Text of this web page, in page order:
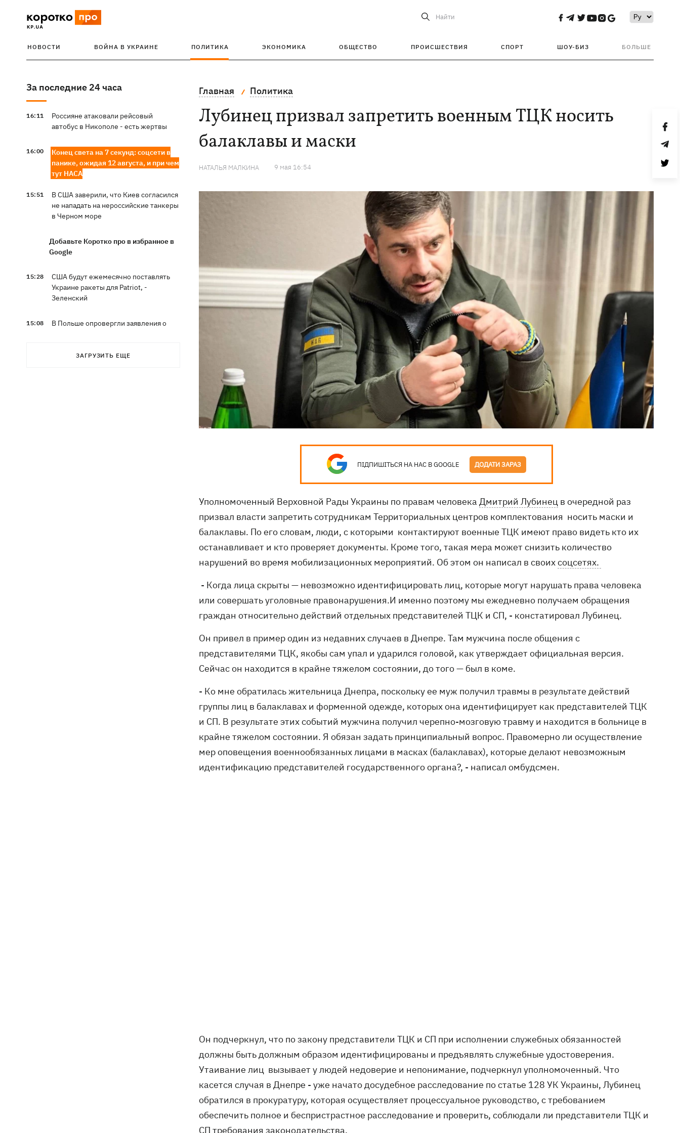
Найти
НОВОСТИ ВОЙНА В УКРАИНЕ ПОЛИТИКА ЭКОНОМИКА ОБЩЕСТВО ПРОИСШЕСТВИЯ СПОРТ ШОУ-БИЗ БОЛЬШЕ
За последние 24 часа
16:11
Россияне атаковали рейсовый
автобус в Никополе - есть жертвы
16:00
Конец света на 7 секунд: соцсети в
панике, ожидая 12 августа, и при чем
тут НАСА
15:51
В США заверили, что Киев согласился
не нападать на нероссийские танкеры
в Черном море
Добавьте Коротко про в избранное в
Google
15:28
США будут ежемесячно поставлять
Украине ракеты для Patriot, -
Зеленский
15:08
В Польше опровергли заявления о
ЗАГРУЗИТЬ ЕЩЕ
Главная Политика
Лубинец призвал запретить военным ТЦК носить
балаклавы и маски
НАТАЛЬЯ МАЛКИНА 9 мая 16:54
ПІДПИШІТЬСЯ НА НАС В GOOGLE ДОДАТИ ЗАРАЗ
Уполномоченный Верховной Рады Украины по правам человека Дмитрий Лубинец в очередной раз
призвал власти запретить сотрудникам Территориальных центров комплектования носить маски и
балаклавы. По его словам, люди, с которыми контактируют военные ТЦК имеют право видеть кто их
останавливает и кто проверяет документы. Кроме того, такая мера может снизить количество
нарушений во время мобилизационных мероприятий. Об этом он написал в своихсоцсетях.
- Когда лица скрыты — невозможно идентифицировать лиц, которые могут нарушать права человека
или совершать уголовные правонарушения.И именно поэтому мы ежедневно получаем обращения
граждан относительно действий отдельных представителей ТЦК и СП, - констатировал Лубинец.
Он привел в пример один из недавних случаев в Днепре. Там мужчина после общения с
представителями ТЦК, якобы сам упал и ударился головой, как утверждает официальная версия.
Сейчас он находится в крайне тяжелом состоянии, до того — был в коме.
- Ко мне обратилась жительница Днепра, поскольку ее муж получил травмы в результате действий
группы лиц в балаклавах и форменной одежде, которых она идентифицирует как представителей ТЦК
и СП. В результате этих событий мужчина получил черепно-мозговую травму и находится в больнице в
крайне тяжелом состоянии. Я обязан задать принципиальный вопрос. Правомерно ли осуществление
мер оповещения военнообязанных лицами в масках (балаклавах), которые делают невозможным
идентификацию представителей государственного органа?, - написал омбудсмен.
Он подчеркнул, что по закону представители ТЦК и СП при исполнении служебных обязанностей
должны быть должным образом идентифицированы и предъявлять служебные удостоверения.
Утаивание лиц вызывает у людей недоверие и непонимание, подчеркнул уполномоченный. Что
касется случая в Днепре - уже начато досудебное расследование по статье 128 УК Украины, Лубинец
обратился в прокуратуру, которая осуществляет процессуальное руководство, с требованием
обеспечить полное и беспристрастное расследование и проверить, соблюдали ли представители ТЦК и
СП требования законодательства.